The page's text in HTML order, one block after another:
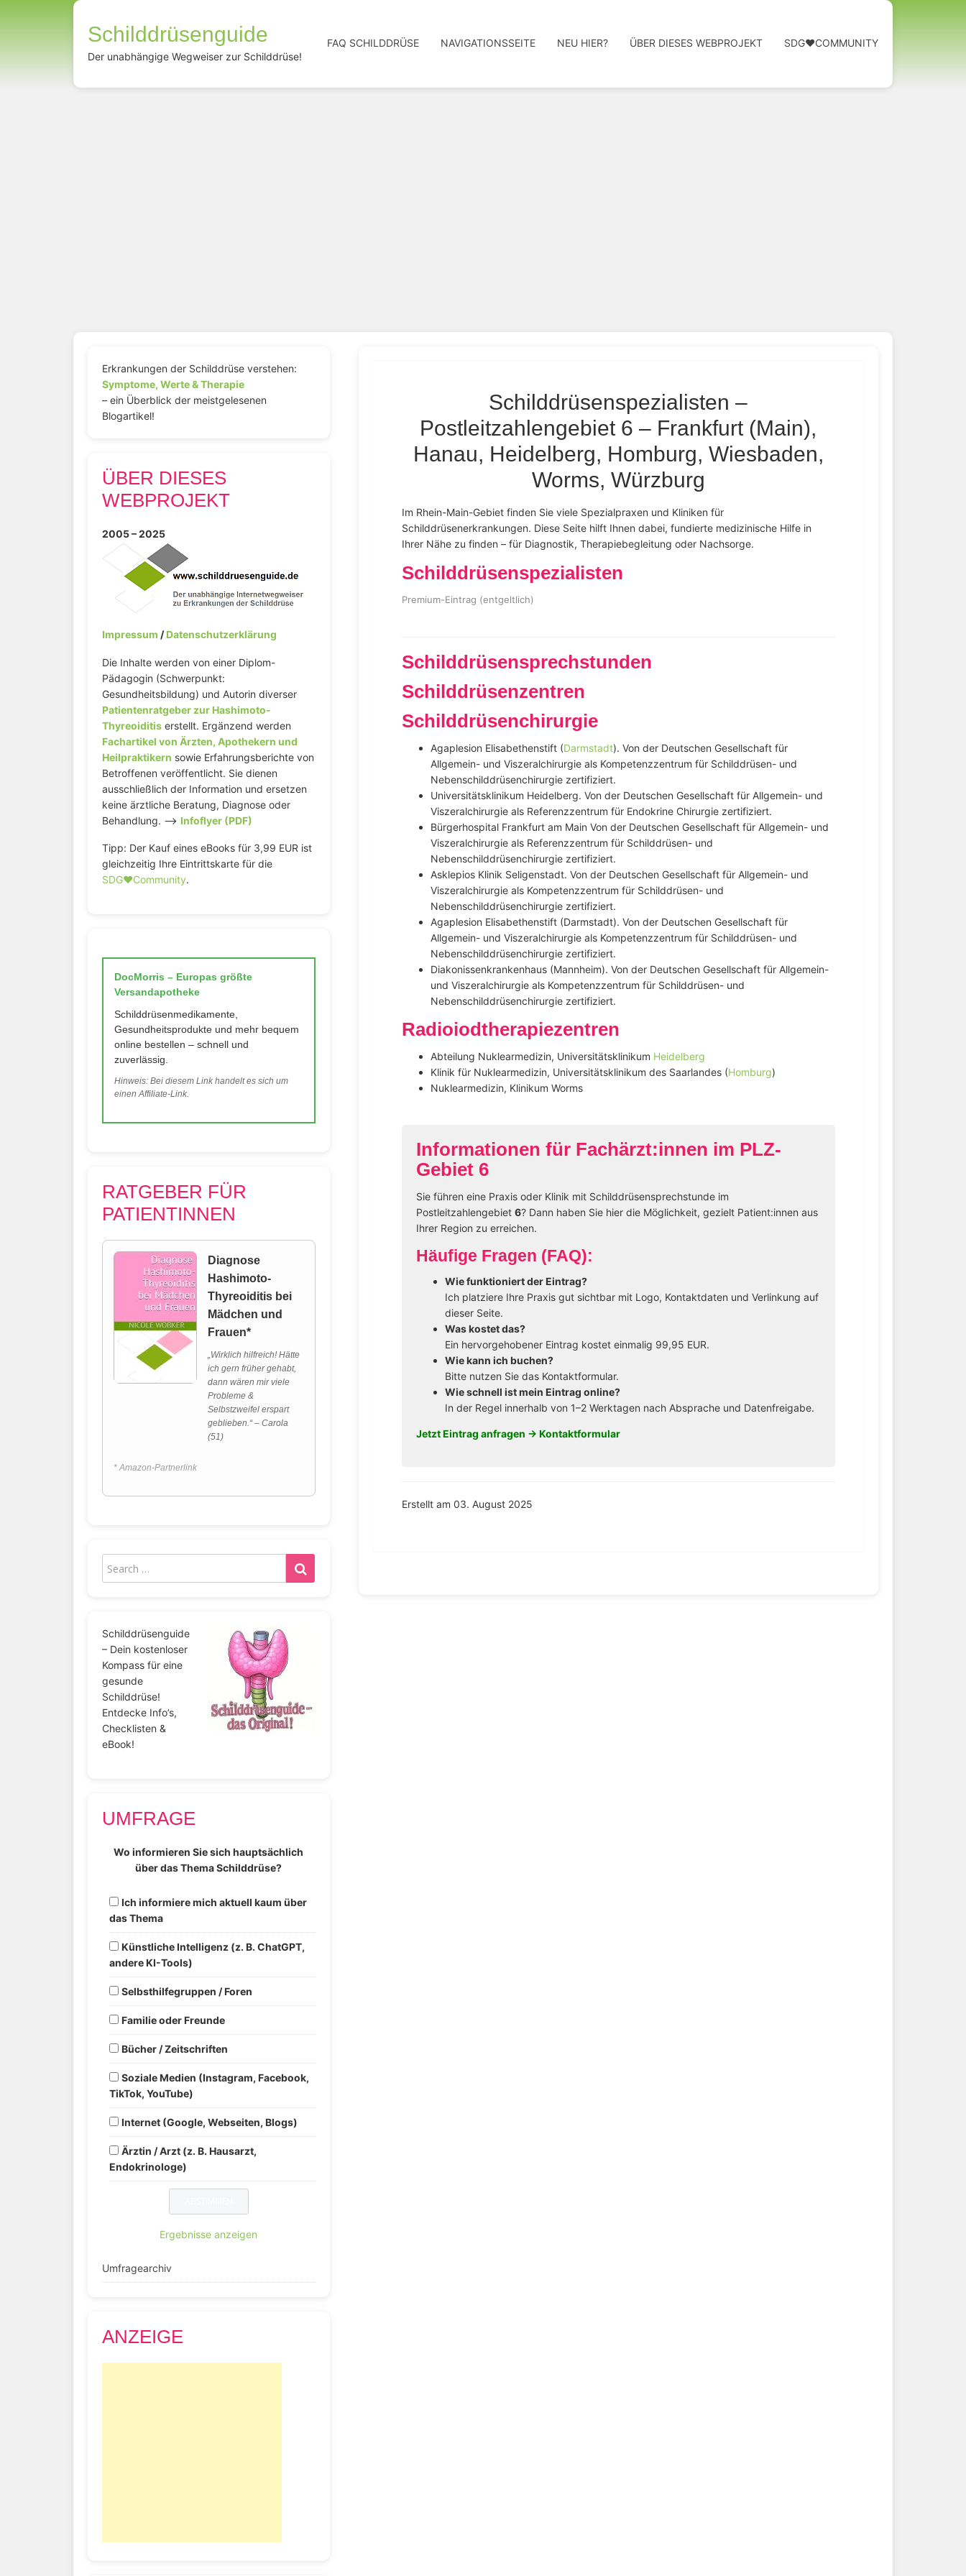
Schilddrüsenguide
Der unabhängige Wegweiser zur Schilddrüse!
FAQ SCHILDDRÜSE NAVIGATIONSSEITE NEU HIER? ÜBER DIESES WEBPROJEKT SDG❤️COMMUNITY
Schilddrüsenspezialisten –
Postleitzahlengebiet 6 – Frankfurt (Main),
Hanau, Heidelberg, Homburg, Wiesbaden,
Worms, Würzburg
Im Rhein-Main-Gebiet finden Sie viele Spezialpraxen und Kliniken für
Schilddrüsenerkrankungen. Diese Seite hilft Ihnen dabei, fundierte medizinische Hilfe in
Ihrer Nähe zu finden – für Diagnostik, Therapiebegleitung oder Nachsorge.
Schilddrüsenspezialisten
Premium-Eintrag (entgeltlich)
Schilddrüsensprechstunden
Schilddrüsenzentren
Schilddrüsenchirurgie
Agaplesion Elisabethenstift (Darmstadt). Von der Deutschen Gesellschaft für
Allgemein- und Viszeralchirurgie als Kompetenzzentrum für Schilddrüsen- und
Nebenschilddrüsenchirurgie zertifiziert.
Universitätsklinikum Heidelberg. Von der Deutschen Gesellschaft für Allgemein- und
Viszeralchirurgie als Referenzzentrum für Endokrine Chirurgie zertifiziert.
Bürgerhospital Frankfurt am Main Von der Deutschen Gesellschaft für Allgemein- und
Viszeralchirurgie als Referenzzentrum für Schilddrüsen- und
Nebenschilddrüsenchirurgie zertifiziert.
Asklepios Klinik Seligenstadt. Von der Deutschen Gesellschaft für Allgemein- und
Viszeralchirurgie als Kompetenzzentrum für Schilddrüsen- und
Nebenschilddrüsenchirurgie zertifiziert.
Agaplesion Elisabethenstift (Darmstadt). Von der Deutschen Gesellschaft für
Allgemein- und Viszeralchirurgie als Kompetenzzentrum für Schilddrüsen- und
Nebenschilddrüsenchirurgie zertifiziert.
Diakonissenkrankenhaus (Mannheim). Von der Deutschen Gesellschaft für Allgemein-
und Viszeralchirurgie als Kompetenzzentrum für Schilddrüsen- und
Nebenschilddrüsenchirurgie zertifiziert.
Radioiodtherapiezentren
Abteilung Nuklearmedizin, Universitätsklinikum Heidelberg
Klinik für Nuklearmedizin, Universitätsklinikum des Saarlandes (Homburg)
Nuklearmedizin, Klinikum Worms
Informationen für Fachärzt:innen im PLZ-
Gebiet 6
Sie führen eine Praxis oder Klinik mit Schilddrüsensprechstunde im
Postleitzahlengebiet 6? Dann haben Sie hier die Möglichkeit, gezielt Patient:innen aus
Ihrer Region zu erreichen.
Häufige Fragen (FAQ):
Wie funktioniert der Eintrag?
Ich platziere Ihre Praxis gut sichtbar mit Logo, Kontaktdaten und Verlinkung auf
dieser Seite.
Was kostet das?
Ein hervorgehobener Eintrag kostet einmalig 99,95 EUR.
Wie kann ich buchen?
Bitte nutzen Sie das Kontaktformular.
Wie schnell ist mein Eintrag online?
In der Regel innerhalb von 1–2 Werktagen nach Absprache und Datenfreigabe.
Jetzt Eintrag anfragen → Kontaktformular
Erstellt am 03. August 2025
Erkrankungen der Schilddrüse verstehen:
Symptome, Werte & Therapie
– ein Überblick der meistgelesenen
Blogartikel!
ÜBER DIESES
WEBPROJEKT
2005 – 2025
Impressum /Datenschutzerklärung
Die Inhalte werden von einer Diplom-
Pädagogin (Schwerpunkt:
Gesundheitsbildung) und Autorin diverser
Patientenratgeber zur Hashimoto-
Thyreoiditis erstellt. Ergänzend werden
Fachartikel von Ärzten, Apothekern und
Heilpraktikern sowie Erfahrungsberichte von
Betroffenen veröffentlicht. Sie dienen
ausschließlich der Information und ersetzen
keine ärztliche Beratung, Diagnose oder
Behandlung. –> Infoflyer (PDF)
Tipp: Der Kauf eines eBooks für 3,99 EUR ist
gleichzeitig Ihre Eintrittskarte für die
SDG♥️Community.
DocMorris – Europas größte
Versandapotheke
Schilddrüsenmedikamente,
Gesundheitsprodukte und mehr bequem
online bestellen – schnell und
zuverlässig.
Hinweis: Bei diesem Link handelt es sich um
einen Affiliate-Link.
RATGEBER FÜR
PATIENTINNEN
Diagnose
Hashimoto-
Thyreoiditis bei
Mädchen und
Frauen*
„Wirklich hilfreich! Hätte
ich gern früher gehabt,
dann wären mir viele
Probleme &
Selbstzweifel erspart
geblieben.“ – Carola
(51)
* Amazon-Partnerlink
Schilddrüsenguide
– Dein kostenloser
Kompass für eine
gesunde
Schilddrüse!
Entdecke Info’s,
Checklisten &
eBook!
UMFRAGE
Wo informieren Sie sich hauptsächlich
über das Thema Schilddrüse?
Ich informiere mich aktuell kaum über
das Thema
Künstliche Intelligenz (z. B. ChatGPT,
andere KI-Tools)
Selbsthilfegruppen / Foren
Familie oder Freunde
Bücher / Zeitschriften
Soziale Medien (Instagram, Facebook,
TikTok, YouTube)
Internet (Google, Webseiten, Blogs)
Ärztin / Arzt (z. B. Hausarzt,
Endokrinologe)
Ergebnisse anzeigen
Umfragearchiv
ANZEIGE